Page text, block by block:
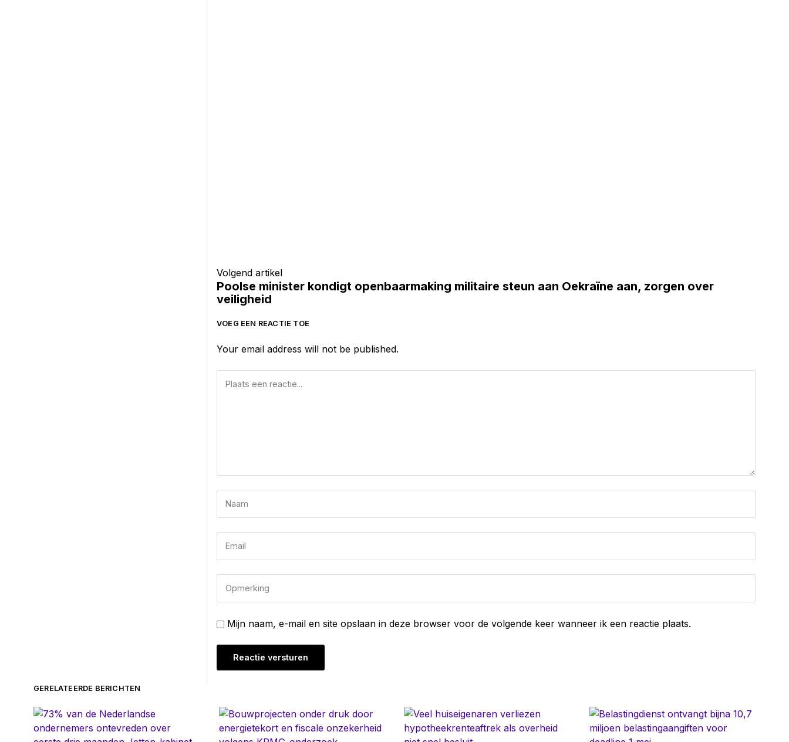
Volgend artikel
Poolse minister kondigt openbaarmaking militaire steun aan Oekraïne aan, zorgen over
veiligheid
VOEG EEN REACTIE TOE
Your email address will not be published.
Mijn naam, e-mail en site opslaan in deze browser voor de volgende keer wanneer ik een reactie plaats.
GERELATEERDE BERICHTEN